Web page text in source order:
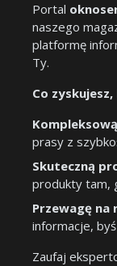
Portal
naszego
platformę
Ty.
Co
prasy z
Skuteczną
produkty tam,
Przewagę na
informacje,
Zaufaj